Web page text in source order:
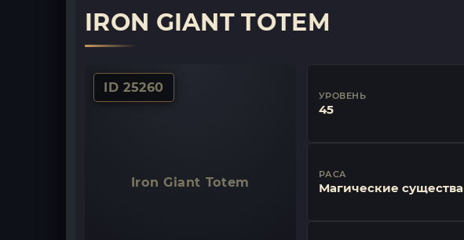
IRON GIANT TOTEM
ID 25260
Iron Giant Totem
УРОВЕНЬ
45
РАСА
Магические существа